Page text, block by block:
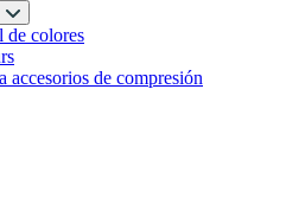
de colores
accesorios de compresión